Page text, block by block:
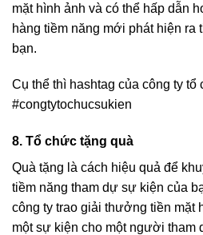
mặt hình ảnh và có thể hấp dẫn
hàng tiềm năng mới phát hiện ra
bạn.
Cụ thể thì hashtag của công ty tổ
#congtytochucsukien
8. Tổ chức tặng quà
Quà tặng là cách hiệu quả để
tiềm năng tham dự sự kiện của
công ty trao giải thưởng tiền mặt
một sự kiện cho một người tham